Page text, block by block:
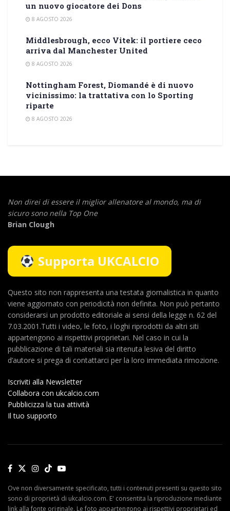
un nuovo giocatore dei Dons
8 AGOSTO 2026
Middlesbrough, ecco Vitek: il portiere ceco
arriva dal Manchester United
8 AGOSTO 2026
Nottingham Forest, Diomandé è di nuovo
vicinissimo: la trattativa con lo Sporting
riparte
8 AGOSTO 2026
Non direi di essere il miglior allenatore al mondo, ma di
sicuro sono nella Top One
Brian Clough
Supporta UKCALCIO
Questo sito non rappresenta una testata giornalistica in quanto
viene aggiornato con periodicità non definita. Non può pertanto
considerarsi un prodotto editoriale ai sensi della legge n. 62 del
7.03.2001.Tutti i video, le foto, i loghi riprodotti da altri siti
appartengono ai rispettivi proprietari. Nel caso in cui la
pubblicazione di tali materiali sia ritenuta lesiva del diritto
d’autore si prega di contattarci per la loro immediata rimozione.
Iscriviti alla Newsletter
Collabora con ukcalcio.com
Pubblicizza la tua attività
Il tuo supporto
Ove non diversamente specificato, tutti i contenuti presenti su questo sito
sono di proprietà di ukcalcio.com. E' consentita la riproduzione mediante
link alla fonte originale. Le foto appartengono ai rispettivi proprietari ed